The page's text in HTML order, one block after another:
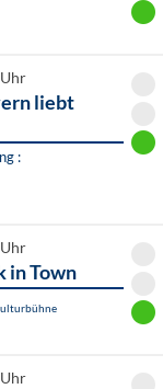
liebt
:
in Town